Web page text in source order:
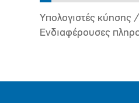
Υπολογιστές
Ενδιαφέρουσες